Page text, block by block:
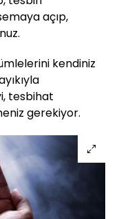
açıp,
kendiniz
tesbihat
gerekiyor.